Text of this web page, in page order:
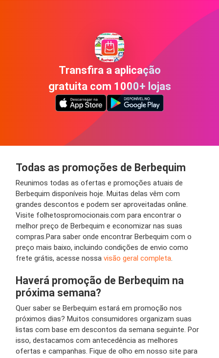
Transfira a aplicação
gratuita com 1000+ lojas
Todas as promoções de Berbequim
Reunimos todas as ofertas e promoções atuais de
Berbequim disponíveis hoje. Muitas delas vêm com
grandes descontos e podem ser aproveitadas online.
Visite folhetospromocionais.com para encontrar o
melhor preço de Berbequim e economizar nas suas
compras.Para saber onde encontrar Berbequim com o
preço mais baixo, incluindo condições de envio como
frete grátis, acesse nossa visão geral completa
Haverá promoção de Berbequim na
próxima semana?
Quer saber se Berbequim estará em promoção nos
próximos dias? Muitos consumidores organizam suas
listas com base em descontos da semana seguinte. Por
isso, destacamos com antecedência as melhores
ofertas e campanhas. Fique de olho em nosso site para